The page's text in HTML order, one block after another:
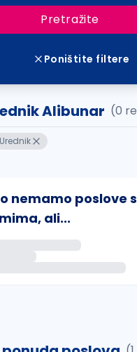
Pretražite
Poništite filtere
Alibunar (0
Urednik
nemamo poslove
ali...